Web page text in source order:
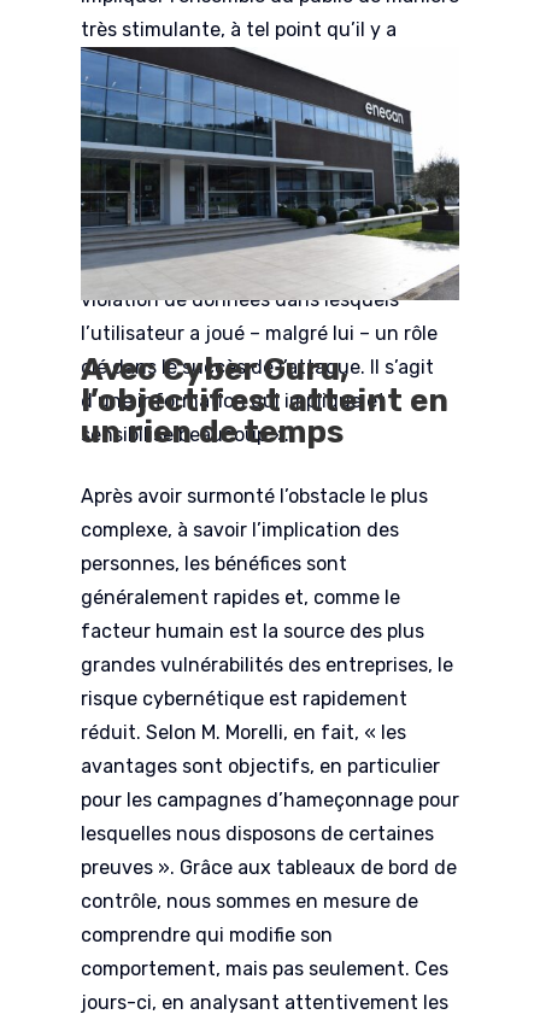
très stimulante, à tel point qu’il y a
maintenant même une compétition entre
les employés pour savoir qui remplira le
premier et bien les formulaires qui
arrivent tous les mois. En outre, un autre
levier important était lespilules de
cybersécurité. Chaque semaine, nous
proposons sur notre intranet des cas de
violation de données dans lesquels
l’utilisateur a joué – malgré lui – un rôle
clé dans le succès de l’attaque. Il s’agit
d’une information qui implique et
sensibilise beaucoup ».
Avec Cyber Guru,
l’objectif est atteint en
un rien de temps
Après avoir surmonté l’obstacle le plus
complexe, à savoir l’implication des
personnes, les bénéfices sont
généralement rapides et, comme le
facteur humain est la source des plus
grandes vulnérabilités des entreprises, le
risque cybernétique est rapidement
réduit. Selon M. Morelli, en fait, « les
avantages sont objectifs, en particulier
pour les campagnes d’hameçonnage pour
lesquelles nous disposons de certaines
preuves ». Grâce aux tableaux de bord de
contrôle, nous sommes en mesure de
comprendre qui modifie son
comportement, mais pas seulement. Ces
jours-ci, en analysant attentivement les